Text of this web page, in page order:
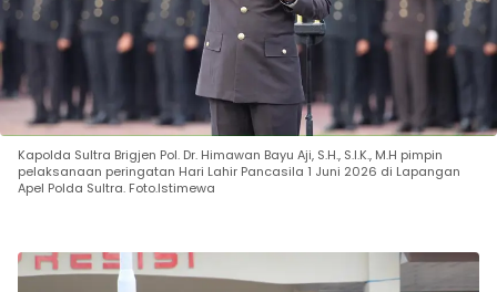
Kapolda Sultra Brigjen Pol. Dr. Himawan Bayu Aji, S.H., S.I.K., M.H pimpin
pelaksanaan peringatan Hari Lahir Pancasila 1 Juni 2026 di Lapangan
Apel Polda Sultra. Foto.Istimewa